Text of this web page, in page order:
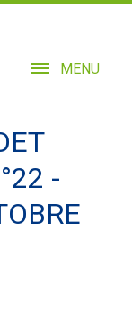
MENU
-